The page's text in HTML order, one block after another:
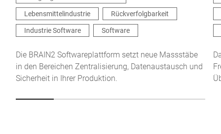
Bearbeitung dieser Anfrage einverstanden bin. Weitere
Informationen finden Sie in denDatenschutzerklärung
Anti-Robot Verification
Click to start verification
Lebensmittelindustrie
Rückverfolgbarkeit
Industrie Software
Software
Die BRAIN2 Softwareplattform setzt neue Massstäbe
in den Bereichen Zentralisierung, Datenaustausch und
Sicherheit in Ihrer Produktion.